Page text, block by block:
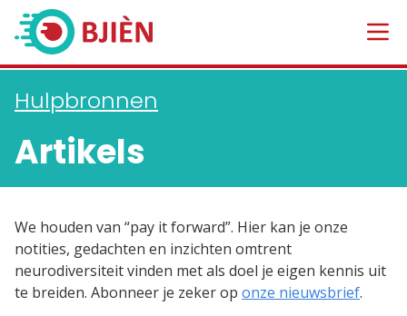
Hulpbronnen
Artikels
We houden van “pay it forward”. Hier kan je onze
notities, gedachten en inzichten omtrent
neurodiversiteit vinden met als doel je eigen kennis uit
te breiden. Abonneer je zeker op onze nieuwsbrief.